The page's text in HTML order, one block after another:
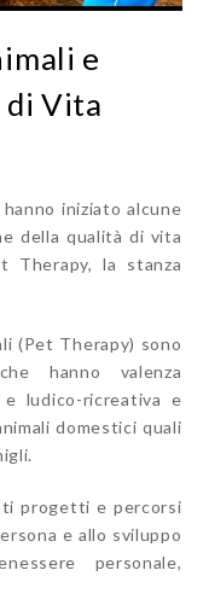
e
di Vita
iniziato alcune
della qualità di vita
Therapy, la stanza
(Pet Therapy) sono
hanno valenza
ludico-ricreativa e
domestici quali
progetti e percorsi
e allo sviluppo
personale,